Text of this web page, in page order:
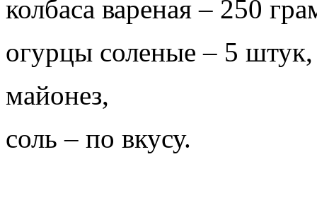
колбаса вареная – 250
огурцы соленые – 5 штук,
майонез,
соль – по вкусу.